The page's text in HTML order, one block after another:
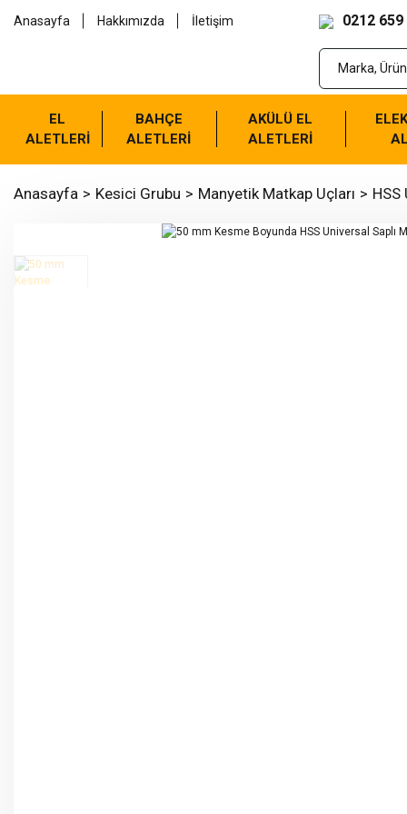
Anasayfa Hakkımızda İletişim 0212 659
EL
ALETLERİ
BAHÇE
ALETLERİ
AKÜLÜ EL
ALETLERİ
Anasayfa Kesici Grubu Manyetik Matkap Uçları HSS